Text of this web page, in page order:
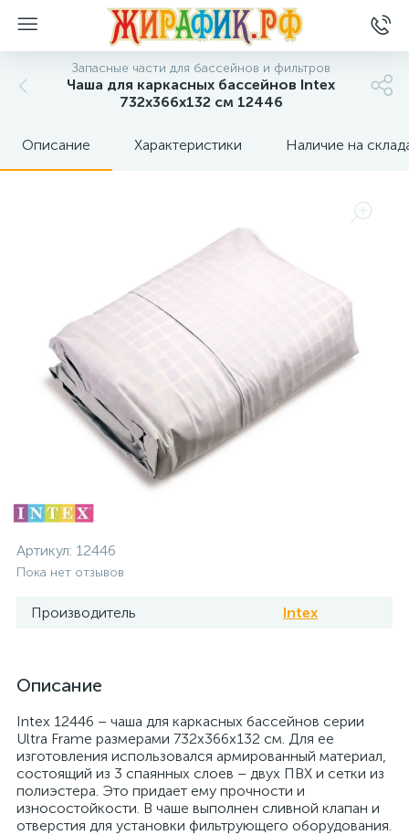
Запасные части для бассейнов и фильтров
Чаша для каркасных бассейнов Intex
732x366x132 см 12446
Описание Характеристики Наличие на
Артикул: 12446
Пока нет отзывов
Производитель Intex
Описание
Intex 12446 – чаша для каркасных бассейнов серии
Ultra Frame размерами 732x366x132 см. Для ее
изготовления использовался армированный материал,
состоящий из 3 спаянных слоев – двух ПВХ и сетки из
полиэстера. Это придает ему прочности и
износостойкости. В чаше выполнен сливной клапан и
отверстия для установки фильтрующего оборудования.